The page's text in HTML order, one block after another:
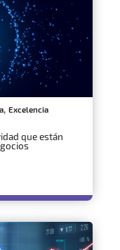
, Excelencia
que están